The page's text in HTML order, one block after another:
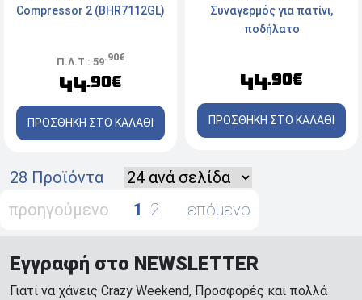
Compressor 2 (BHR7112GL)
Π.Λ.Τ : 59.90€
44.90€
ΠΡΟΣΘΗΚΗ ΣΤΟ ΚΑΛΑΘΙ
Συναγερμός για πατίνι,
ποδήλατο
44.90€
ΠΡΟΣΘΗΚΗ ΣΤΟ ΚΑΛΑΘΙ
28 Προϊόντα
προηγούμενο
1 2 επόμενο
Εγγραφή στο NEWSLETTER
Γιατί να χάνεις Crazy Weekend, Προσφορές και πολλά